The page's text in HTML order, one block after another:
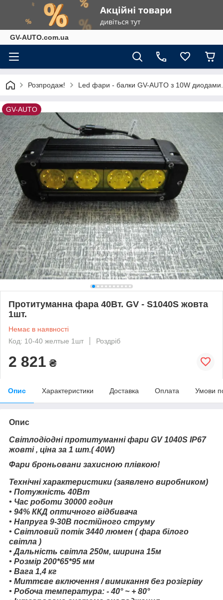
GV-AUTO.com.ua
Розпродаж! Led фари - балки GV-AUTO з 10W
GV-AUTO
Протитуманна фара 40Вт. GV - S1040S жовта
1шт.
Немає в наявності
Код: 10-40 желтые 1шт
Роздріб
2 821 ₴
Опис Характеристики Доставка Оплата Умови
Опис
Світлодіодні протитуманні фари GV 1040S IP67
жовті , ціна за 1 шт.( 40W)
Фари броньовани захисною плівкою!
Технічні характеристики (заявлено виробником)
• Потужність 40Вт
• Час роботи 30000 годин
• 94% ККД оптичного відбивача
• Напруга 9-30В постійного струму
• Світловий потік 3440 люмен ( фара білого
світла )
• Дальність світла 250м, ширина 15м
• Розмір 200*65*95 мм
• Вага 1,4 кг
• Миттєве включення / вимикання без розігріву
• Робоча температура: - 40° ~ + 80°